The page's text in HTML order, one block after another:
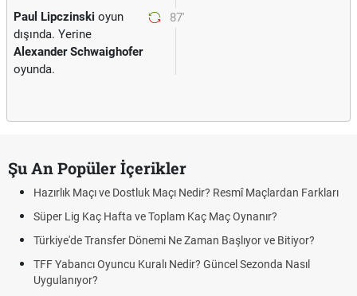
87'
Paul Lipczinski oyun
dışında. Yerine
Alexander Schwaighofer
oyunda.
Şu An Popüler İçerikler
Hazırlık Maçı ve Dostluk Maçı Nedir? Resmî Maçlardan Farkları
Süper Lig Kaç Hafta ve Toplam Kaç Maç Oynanır?
Türkiye'de Transfer Dönemi Ne Zaman Başlıyor ve Bitiyor?
TFF Yabancı Oyuncu Kuralı Nedir? Güncel Sezonda Nasıl
Uygulanıyor?